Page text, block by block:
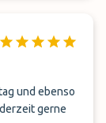
und ebenso